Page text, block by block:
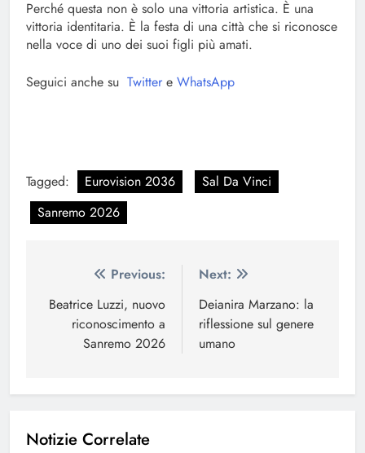
Perché questa non è solo una vittoria artistica. È una
vittoria identitaria. È la festa di una città che si riconosce
nella voce di uno dei suoi figli più amati.
Seguici anche su Twitter e WhatsApp
Tagged: Eurovision 2036
Sal Da Vinci
Sanremo 2026
Navigazione
articoli
Previous:
Beatrice Luzzi, nuovo
riconoscimento a
Sanremo 2026
Next:
Deianira Marzano: la
riflessione sul genere
umano
Notizie Correlate